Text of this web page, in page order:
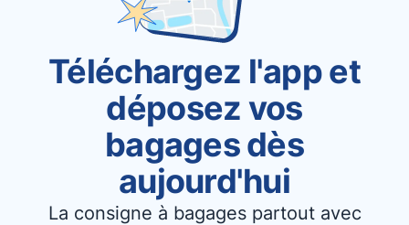
Téléchargez l'app et
déposez vos
bagages dès
aujourd'hui
La consigne à bagages partout avec